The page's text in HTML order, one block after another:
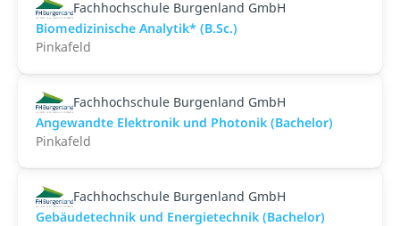
Fachhochschule Burgenland GmbH
Biomedizinische Analytik* (B.Sc.)
Pinkafeld
Fachhochschule Burgenland GmbH
Angewandte Elektronik und Photonik (Bachelor)
Pinkafeld
Fachhochschule Burgenland GmbH
Gebäudetechnik und Energietechnik (Bachelor)